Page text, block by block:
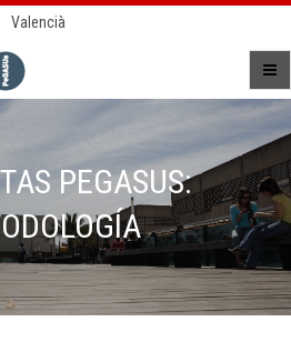
Valencià
PEGASUS: